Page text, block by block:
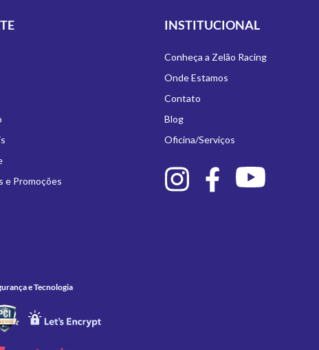
e Promoções
INSTITUCIONAL
Conheça a Zelão Racing
Onde Estamos
Contato
Blog
Oficina/Serviços
e Tecnologia